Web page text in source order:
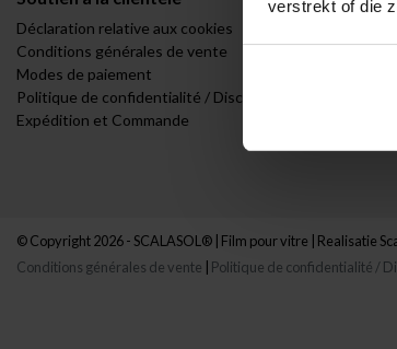
verstrekt of die
Déclaration relative aux cookies
Conditions générales de vente
Modes de paiement
Politique de confidentialité / Disclaimer
Expédition et Commande
© Copyright 2026 - SCALASOL® | Film pour vitre | Realisatie
Conditions générales de vente
Politique de confidentialité /